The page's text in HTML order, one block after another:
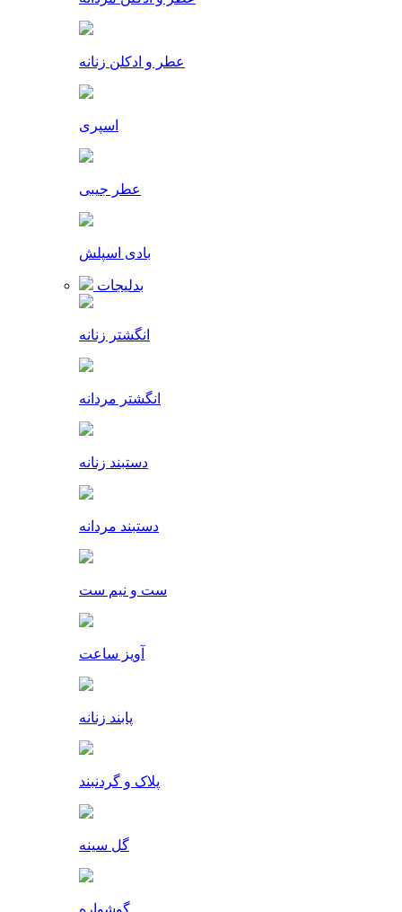
عطر و ادکلن زنانه
اسپری
عطر جیبی
بادی اسپلش
بدلیجات
انگشتر زنانه
انگشتر مردانه
دستبند زنانه
دستبند مردانه
ست و نیم ست
آویز ساعت
پابند زنانه
پلاک و گردنبند
گل سینه
گوشواره